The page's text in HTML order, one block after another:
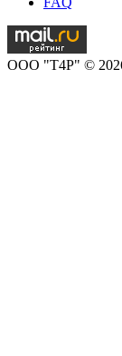
OOO "T4P" ©